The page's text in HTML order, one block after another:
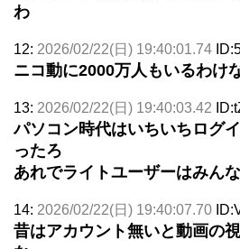
わ
12: 2026/02/22(日) 19:40:01.74
ニコ動に2000万人もいるわけ
13: 2026/02/22(日) 19:40:03.42
パソコン時代はいちいちログ
ったろ
あれでライトユーザーはみん
14: 2026/02/22(日) 19:40:07.70
昔はアカウント無いと動画の